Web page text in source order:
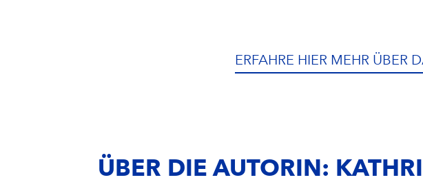
ERFAHRE HIER MEHR ÜBER
ÜBER DIE AUTORIN: